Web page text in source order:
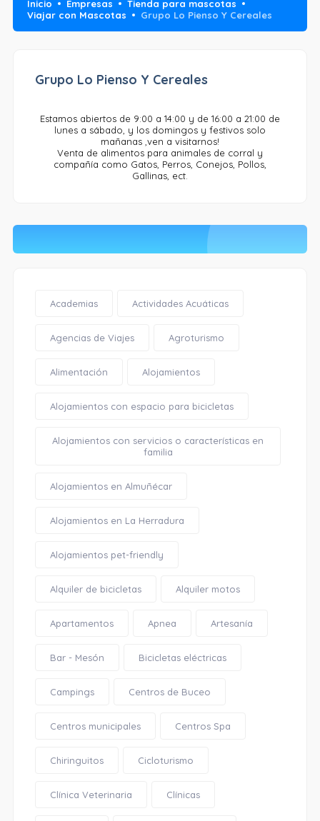
Inicio Empresas
Tienda para mascotas
Viajar con Mascotas
Grupo Lo Pienso Y Cereales
Grupo Lo Pienso Y Cereales
Estamos abiertos de 9:00 a 14:00 y de 16:00 a 21:00 de
lunes a sábado, y los domingos y festivos solo
mañanas ,ven a visitarnos!
Venta de alimentos para animales de corral y
compañía como Gatos, Perros, Conejos, Pollos,
Gallinas, ect.
Academias Actividades Acuáticas
Agencias de Viajes Agroturismo
Alimentación Alojamientos
Alojamientos con espacio para bicicletas
Alojamientos con servicios o características en
familia
Alojamientos en Almuñécar
Alojamientos en La Herradura
Alojamientos pet-friendly
Alquiler de bicicletas Alquiler motos
Apartamentos Apnea Artesanía
Bar - Mesón Bicicletas eléctricas
Campings Centros de Buceo
Centros municipales Centros Spa
Chiringuitos Cicloturismo
Clínica Veterinaria Clínicas